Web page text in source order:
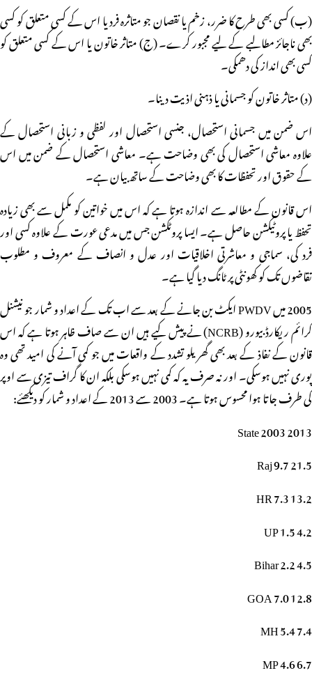
(ب) کسی بھی طرح کا ضرر، زخم یا نقصان جو متاثرہ فرد یا اس کے کسی متعلق کو کسی
بھی ناجائز مطالبے کے لیے مجبور کرے۔ (ج) متاثر خاتون یا اس کے کسی متعلق کو
کسی بھی انداز کی دھمکی۔
(د) متاثر خاتون کو جسمانی یا ذہنی اذیت دینا۔
اس ضمن میں جسمانی استحصال، جنسی استحصال اور لفظی و زبانی استحصال کے
علاوہ معاشی استحصال کی بھی وضاحت ہے۔ معاشی استحصال کے ضمن میں اس
کے حقوق اور تحفظات کا بھی وضاحت کے ساتھ بیان ہے۔
اس قانون کے مطالعہ سے اندازہ ہوتا ہے کہ اس میں خواتین کو مکمل سے بھی زیادہ
تحفظ یا پروٹیکشن حاصل ہے۔ ایسا پروٹکشن جس میں مدعی عورت کے علاوہ کسی اور
فرد کی، سماجی و معاشرتی اخلاقیات اور عدل و انصاف کے معروف و مطلوب
تقاضوں تک کو کھونٹی پر ٹانگ دیا گیا ہے۔
2005 میں PWDV ایکٹ بن جانے کے بعد سے اب تک کے اعداد و شمار جو نیشنل
کرائم ریکارڈ بیورو (NCRB) نے پیش کیے ہیں ان سے صاف ظاہر ہوتا ہے کہ اس
قانون کے نفاذ کے بعد بھی گھریلو تشدد کے واقعات میں جو کمی آنے کی امید تھی وہ
پوری نہیں ہوسکی۔ اور نہ صرف یہ کہ کمی نہیں ہوسکی بلکہ ان کا گراف تیزی سے اوپر
کی طرف جاتا ہوا محسوس ہوتا ہے۔ 2003 سے 2013 کے اعداد و شمار کو دیکھئے:
State 2003 2013
Raj 9.7 21.5
HR 7.3 13.2
UP 1.5 4.2
Bihar 2.2 4.5
GOA 7.0 12.8
MH 5.4 7.4
MP 4.6 6.7